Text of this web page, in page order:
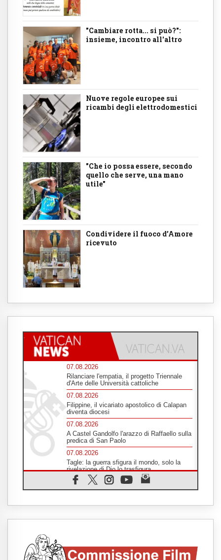
"Cambiare rotta... si può?":
insieme, incontro all'altro
Nuove regole europee sui
ricambi degli elettrodomestici
"Che io possa essere, secondo
quello che serve, una mano
utile"
Condividere il fuoco d’Amore
ricevuto
07.08.2026
Rilanciare l'empatia, il progetto Triennale
d'Arte delle Università cattoliche
07.08.2026
Filippine, il vicariato apostolico di Calapan
diventa diocesi
07.08.2026
A Castel Gandolfo l'arazzo di Raffaello sulla
predica di San Paolo
07.08.2026
Tagle: la guerra sfigura il mondo, solo la
rivelazione di Dio lo trasfigura
07.08.2026
Il Papa in Francia, quattro giorni intensi tra
SIGNIS 2026, dare voce alle religiose
Honduras, gli sfollati invisibili di una crisi
dimenticata